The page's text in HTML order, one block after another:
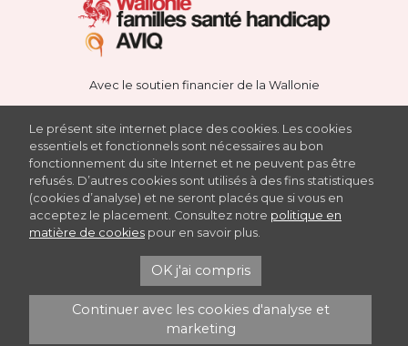
Avec le soutien financier de la Wallonie
Avec le soutien du Fonds européen de développement
régional Met steun van het Europees Fonds voor Regionale
Ontwikkeling
Haute Ecole de la Province de Namur
Rue Henri Blès 188-190, 5000 NAMUR
recherche@hepn.province.namur.be
Le présent site internet place des cookies. Les cookies
essentiels et fonctionnels sont nécessaires au bon
fonctionnement du site Internet et ne peuvent pas être
refusés. D’autres cookies sont utilisés à des fins statistiques
(cookies d’analyse) et ne seront placés que si vous en
acceptez le placement. Consultez notre politique en
matière de cookies pour en savoir plus.
OK j'ai compris
Continuer avec les cookies d'analyse et
marketing